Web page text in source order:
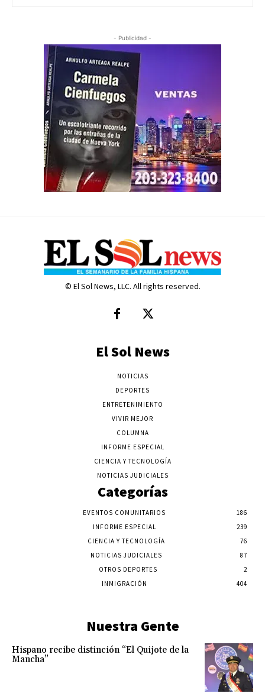
- Publicidad -
© El Sol News, LLC. All rights reserved.
El Sol News
NOTICIAS
DEPORTES
ENTRETENIMIENTO
VIVIR MEJOR
COLUMNA
INFORME ESPECIAL
CIENCIA Y TECNOLOGÍA
NOTICIAS JUDICIALES
Categorías
EVENTOS COMUNITARIOS
186
INFORME ESPECIAL
239
CIENCIA Y TECNOLOGÍA
76
NOTICIAS JUDICIALES
87
OTROS DEPORTES
2
INMIGRACIÓN
404
Nuestra Gente
Hispano recibe distinción “El Quijote de la
Mancha”